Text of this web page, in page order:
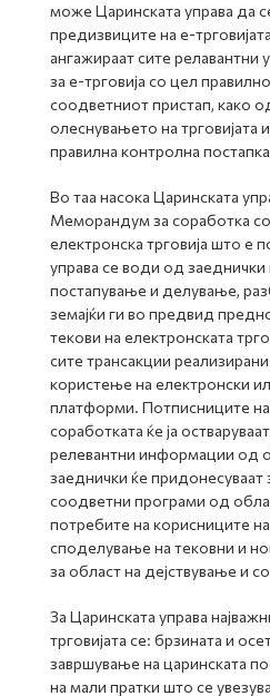
може Царинската управа да
предизвиците на е-
ангажираат сите релавантни
за е-трговија со цел
соодветниот пристап, како
олеснувањето на трговијата
правилна контролна
Во таа насока Царинската
Меморандум за соработка со
електронска трговија што е
управа се води од
постапување и делување,
земајќи ги во предвид
текови на електронската
сите трансакции
користење на електронски
платформи. Потписниците
соработката ќе ја
релевантни информации од
заеднички ќе придонeсуваат
соодветни програми од
потребите на корисниците
споделување на тековни и
за област на дејствување и
За Царинската управа
трговијата се: брзината и
завршување на царинската
на мали пратки што се